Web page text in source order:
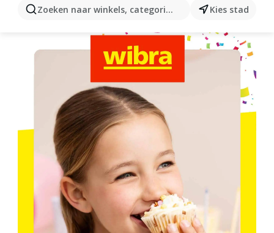
Zoeken naar winkels, categorieën, producten...
Kies stad